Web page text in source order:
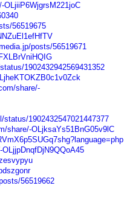
OLjiiP6WjgrsM221joC
56519675
posts/56519671
1902432942569431352
share/-
1902432547021447377
share/-OLjksaYs51BnG05v9lC
56519662